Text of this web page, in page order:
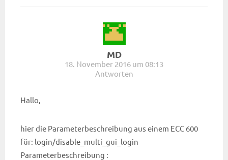
MD
18. November 2016 um 08:13
Antworten
Hallo,
hier die Parameterbeschreibung aus einem ECC 600
für: login/disable_multi_gui_login
Parameterbeschreibung :